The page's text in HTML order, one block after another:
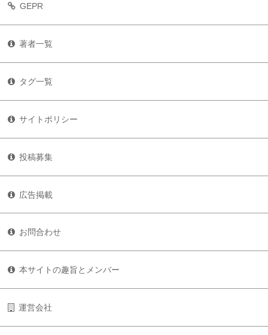
GEPR
著者一覧
タグ一覧
サイトポリシー
投稿募集
広告掲載
お問合わせ
本サイトの趣旨とメンバー
運営会社